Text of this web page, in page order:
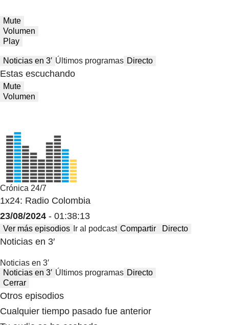
Mute
Volumen
Play
Noticias en 3′ Últimos programas Directo
Estas escuchando
Mute
Volumen
Crónica 24/7
1x24: Radio Colombia
23/08/2024 - 01:38:13
Ver más episodios Ir al podcast Compartir Directo
Noticias en 3′
Noticias en 3′
Noticias en 3′ Últimos programas Directo
Cerrar
Otros episodios
Cualquier tiempo pasado fue anterior